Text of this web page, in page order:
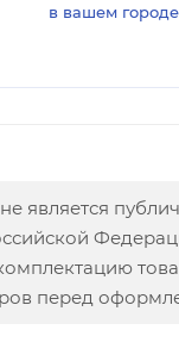
в вашем
является
перед